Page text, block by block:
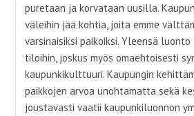
puretaan ja korvataan uusilla.
väleihin jää kohtia, joita emme
varsinaisiksi paikoiksi. Yleensä
tiloihin, joskus myös omaehtoisesti
kaupunkikulttuuri. Kaupungin
paikkojen arvoa unohtamatta sekä
joustavasti vaatii kaupunkiluonnon